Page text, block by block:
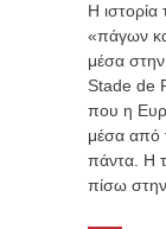
Η
«πάγων
μέσα
Stade de
που η
μέσα από
πάντα. Η
πίσω